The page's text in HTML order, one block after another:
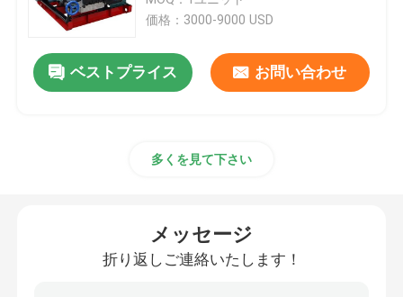
ハイドロ発破装置
価格：3000-9000 USD
ベストプライス お問い合わせ
多くを見て下さい
メッセージ
折り返しご連絡いたします！